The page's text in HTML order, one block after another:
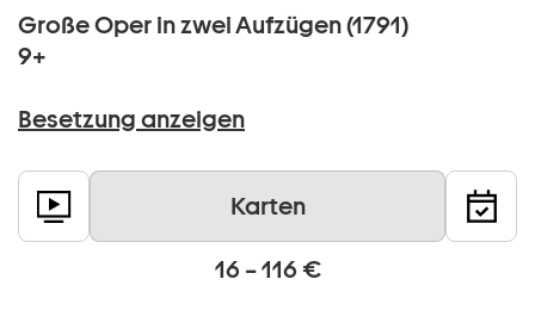
Große Oper in zwei Aufzügen (1791)
9+
Besetzung anzeigen
Karten
16 – 116 €